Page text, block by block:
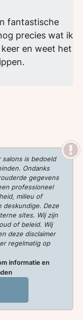
fantastische
precies wat ik
en weet het
is bedoeld
Ondanks
gegevens
professioneel
milieu of
deskundige. Deze
sites. Wij zijn
of beleid. Wij
deze disclaimer
regelmatig op
informatie en